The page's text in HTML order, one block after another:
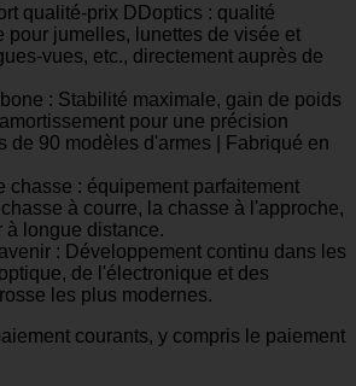
qualité-prix DDoptics : qualité
pour jumelles, lunettes de visée et
vues, etc., directement auprès de
: Stabilité maximale, gain de poids
pour une précision
de 90 modèles d'armes | Fabriqué en
chasse : équipement parfaitement
à courre, la chasse à l'approche,
à longue distance.
: Développement continu dans les
de l'électronique et des
les plus modernes.
courants, y compris le paiement